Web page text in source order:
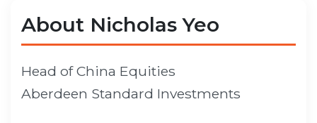
About Nicholas Yeo
Head of China Equities
Aberdeen Standard Investments